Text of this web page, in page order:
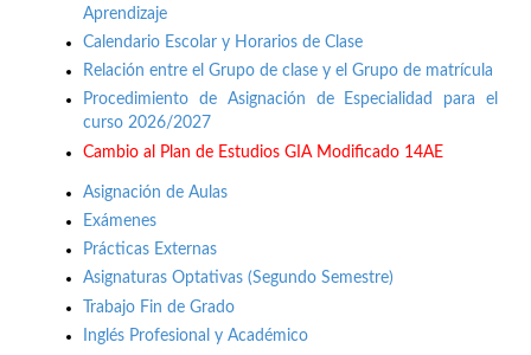
Aprendizaje
Calendario Escolar y Horarios de Clase
Relación entre el Grupo de clase y el Grupo de matrícula
Procedimiento de Asignación de Especialidad para el
curso 2026/2027
Cambio al Plan de Estudios GIA Modificado 14AE
Asignación de Aulas
Exámenes
Prácticas Externas
Asignaturas Optativas (Segundo Semestre)
Trabajo Fin de Grado
Inglés Profesional y Académico